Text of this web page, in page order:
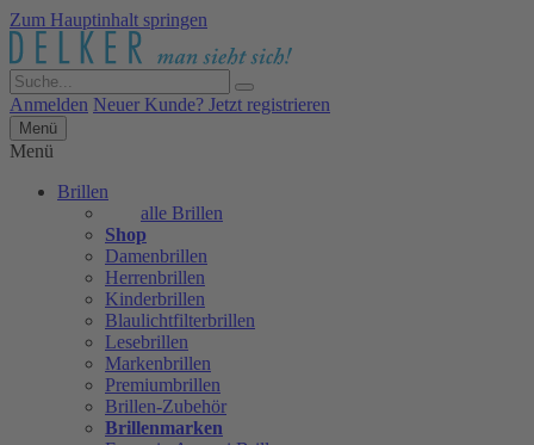
Zum Hauptinhalt springen
Anmelden Neuer Kunde? Jetzt registrieren
Menü
Menü
Brillen
alle Brillen
Shop
Damenbrillen
Herrenbrillen
Kinderbrillen
Blaulichtfilterbrillen
Lesebrillen
Markenbrillen
Premiumbrillen
Brillen-Zubehör
Brillenmarken